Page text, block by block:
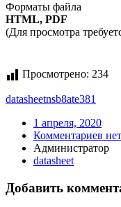
Форматы файла
HTML, PDF
(Для просмотра
Просмотрено: 234
datasheetnsb8ate381
1 апреля, 2020
Комментариев нет
Администратор
datasheet
Добавить